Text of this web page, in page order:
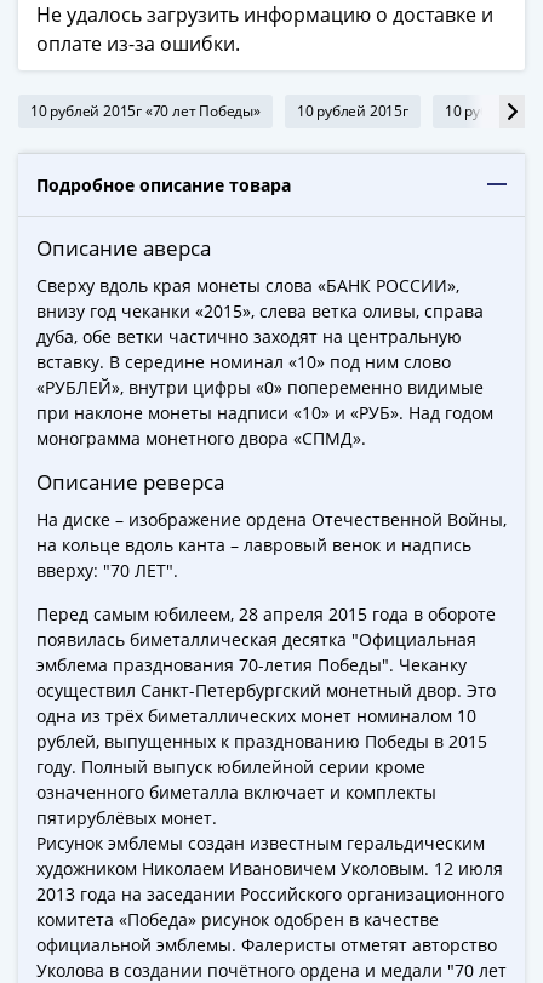
футболу
2018
события
Красная
Мультипликация
События
Серебряные
золотые
Города
трудовой
Освобожденные
Города-
столицы
Европы
Наборы
коллекции
Монеты
СССР
РСФСР
РСФСР
СССР
(1921-
1958)
СССР
Не удалось загрузить информацию о доставке и
оплате из-за ошибки.
10 рублей 2015г «70 лет Победы» 10 рублей 2015г 10 рублей
Подробное описание товара
Описание аверса
Сверху вдоль края монеты слова «БАНК РОССИИ»,
внизу год чеканки «2015», слева ветка оливы, справа
дуба, обе ветки частично заходят на центральную
вставку. В середине номинал «10» под ним слово
«РУБЛЕЙ», внутри цифры «0» попеременно видимые
при наклоне монеты надписи «10» и «РУБ». Над годом
монограмма монетного двора «СПМД».
Описание реверса
На диске – изображение ордена Отечественной Войны,
на кольце вдоль канта – лавровый венок и надпись
вверху: "70 ЛЕТ".
Перед самым юбилеем, 28 апреля 2015 года в обороте
появилась биметаллическая десятка "Официальная
эмблема празднования 70-летия Победы". Чеканку
осуществил Санкт-Петербургский монетный двор. Это
одна из трёх биметаллических монет номиналом 10
рублей, выпущенных к празднованию Победы в 2015
году. Полный выпуск юбилейной серии кроме
означенного биметалла включает и комплекты
пятирублёвых монет.
Рисунок эмблемы создан известным геральдическим
художником Николаем Ивановичем Уколовым. 12 июля
2013 года на заседании Российского организационного
комитета «Победа» рисунок одобрен в качестве
официальной эмблемы. Фалеристы отметят авторство
Уколова в создании почётного ордена и медали "70 лет